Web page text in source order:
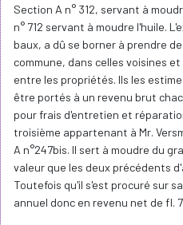
Section A n° 312, servant à
n° 712 servant à moudre l'huile.
baux, a dû se borner à prendre
commune, dans celles voisines
entre les propriétés. Ils les
être portés à un revenu brut
pour frais d'entretien et
troisième appartenant à Mr.
A n°247bis. Il sert à moudre du
valeur que les deux précédents
Toutefois qu'il s'est procuré sur
annuel donc en revenu net de fl.